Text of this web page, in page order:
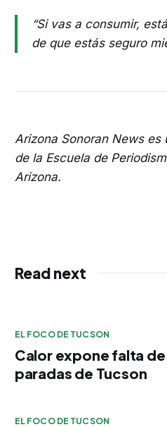
“Si vas a consumir,
de que estás seguro
Arizona Sonoran News
de la Escuela de
Arizona.
Read next
EL FOCO DE TUCSON
Calor expone falta
paradas de Tucson
EL FOCO DE TUCSON